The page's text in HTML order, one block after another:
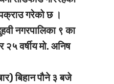
गरेको छ ।
नगरपालिका ९ का
२५ वर्षीय मो. अनिष
बिहान पौने ३ बजे